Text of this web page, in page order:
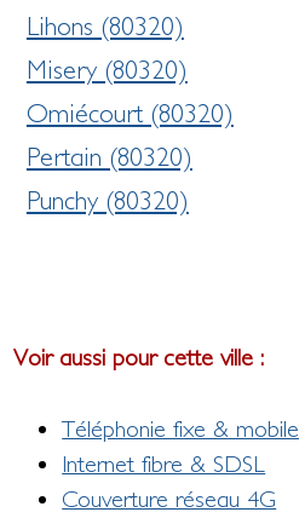
Lihons (80320)
Misery (80320)
Omiécourt (80320)
Pertain (80320)
Punchy (80320)
Voir aussi pour cette ville :
Téléphonie fixe & mobile
Internet fibre & SDSL
Couverture réseau 4G